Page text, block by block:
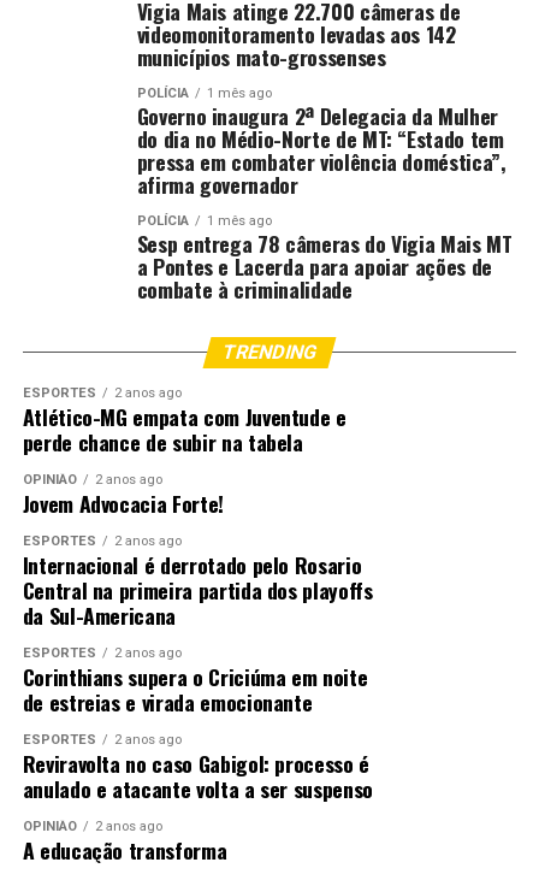
Vigia Mais atinge 22.700 câmeras de
videomonitoramento levadas aos 142
municípios mato-grossenses
POLÍCIA 1 mês ago
Governo inaugura 2ª Delegacia da Mulher
do dia no Médio-Norte de MT: “Estado tem
pressa em combater violência doméstica”,
afirma governador
POLÍCIA 1 mês ago
Sesp entrega 78 câmeras do Vigia Mais MT
a Pontes e Lacerda para apoiar ações de
combate à criminalidade
TRENDING
ESPORTES 2 anos ago
Atlético-MG empata com Juventude e
perde chance de subir na tabela
OPINIÃO 2 anos ago
Jovem Advocacia Forte!
ESPORTES 2 anos ago
Internacional é derrotado pelo Rosario
Central na primeira partida dos playoffs
da Sul-Americana
ESPORTES 2 anos ago
Corinthians supera o Criciúma em noite
de estreias e virada emocionante
ESPORTES 2 anos ago
Reviravolta no caso Gabigol: processo é
anulado e atacante volta a ser suspenso
OPINIÃO 2 anos ago
A educação transforma